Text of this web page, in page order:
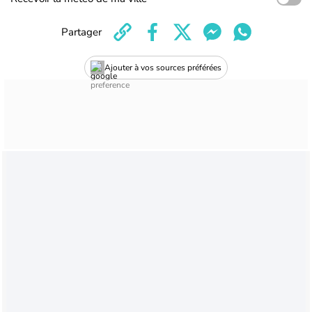
Ajouter à vos sources préférées
Partager